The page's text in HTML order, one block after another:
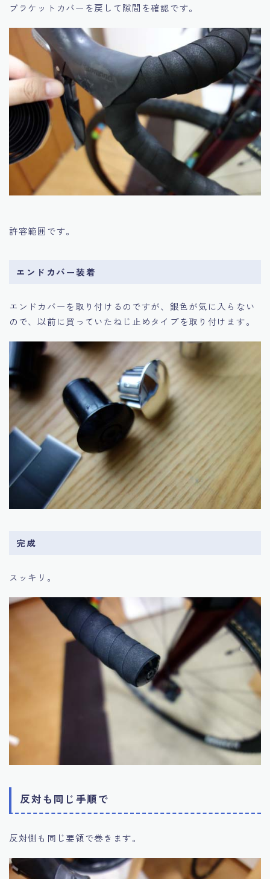
ブラケットカバーを戻して隙間を確認です。
許容範囲です。
エンドカバー装着
エンドカバーを取り付けるのですが、銀色が気に入らない
ので、以前に買っていたねじ止めタイプを取り付けます。
完成
スッキリ。
反対も同じ手順で
反対側も同じ要領で巻きます。